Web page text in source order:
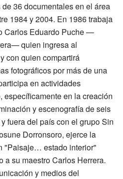
36 documentales en el área
1984 y 2004. En 1986 trabaja
Carlos Eduardo Puche —
quien ingresa al
con quien compartirá
fotográficos por más de una
en actividades
específicamente en la creación
y escenografía de seis
fuera del país con el grupo Sin
Dorronsoro, ejerce la
"Paisaje… estado interior"
a su maestro Carlos Herrera.
y medios del